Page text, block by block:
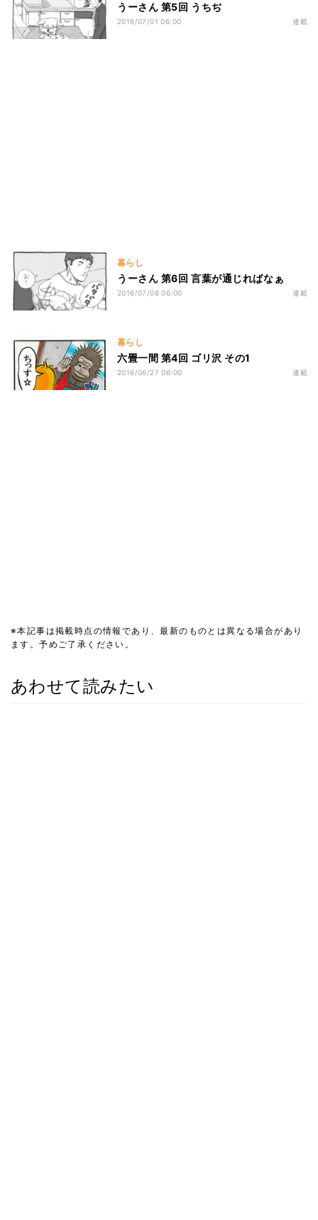
うーさん 第5回 うちぢ
2016/07/01 06:00 連載
暮らし
うーさん 第6回 言葉が通じればなぁ
2016/07/08 06:00 連載
暮らし
六畳一間 第4回 ゴリ沢 その1
2016/06/27 06:00 連載
※本記事は掲載時点の情報であり、最新のものとは異なる場合があり
ます。予めご了承ください。
あわせて読みたい